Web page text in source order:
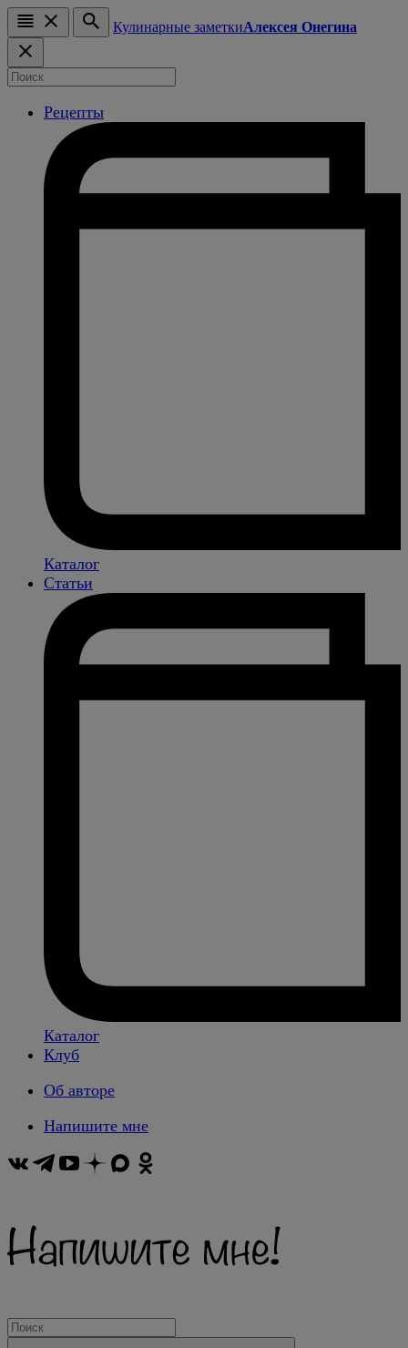
Кулинарные заметкиАлексея Онегина
Рецепты
Каталог
Статьи
Каталог
Клуб
Об авторе
Напишите мне